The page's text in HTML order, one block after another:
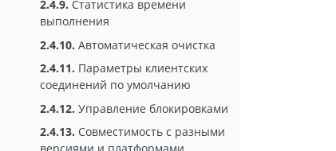
2.4.9. Статистика времени
выполнения
2.4.10. Автоматическая очистка
2.4.11. Параметры клиентских
соединений по умолчанию
2.4.12. Управление блокировками
2.4.13. Совместимость с разными